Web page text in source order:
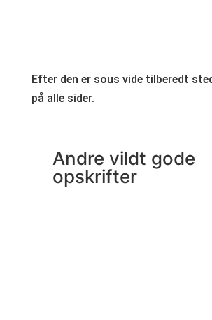
Efter den er sous vide tilberedt
på alle sider.
Andre vildt gode
opskrifter